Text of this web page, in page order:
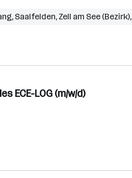
, Saalfelden, Zell am See (Bezirk),
ECE-LOG (m/w/d)